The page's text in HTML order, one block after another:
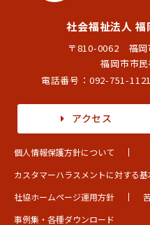
社会福祉法人
〒810-0062 福
福岡市市
電話番号： 092-751-1121
アクセス
個人情報保護方針について
カスタマーハラスメントに対する
社協ホームページ運用方針
事例集・各種ダウンロード